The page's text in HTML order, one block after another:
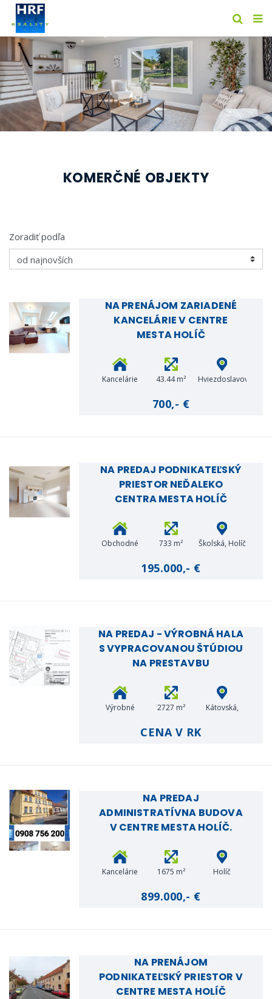
KOMERČNÉ OBJEKTY
Zoradiť podľa
NA PRENÁJOM ZARIADENÉ
KANCELÁRIE V CENTRE
MESTA HOLÍČ
Kancelárie 43.44 m²
Hviezdoslavova,
700,- €
NA PREDAJ PODNIKATEĽSKÝ
PRIESTOR NEĎALEKO
CENTRA MESTA HOLÍČ
Obchodné
733 m² Školská, Holíč
195.000,- €
NA PREDAJ - VÝROBNÁ HALA
S VYPRACOVANOU ŠTÚDIOU
NA PRESTAVBU
Výrobné
2727 m²
Kátovská,
CENA V RK
NA PREDAJ
ADMINISTRATÍVNA BUDOVA
V CENTRE MESTA HOLÍČ.
Kancelárie 1675 m² Holíč
899.000,- €
NA PRENÁJOM
PODNIKATEĽSKÝ PRIESTOR V
CENTRE MESTA HOLÍČ